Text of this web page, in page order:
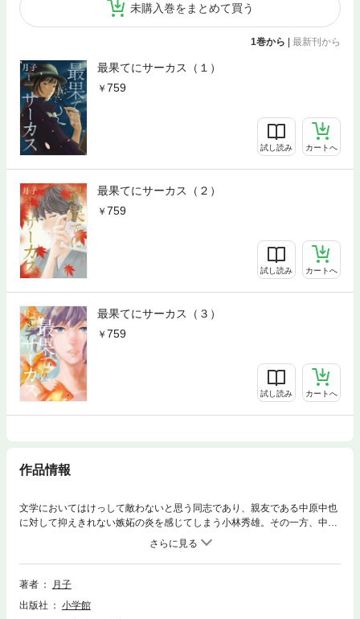
未購入巻をまとめて買う
1巻から | 最新刊から
最果てにサーカス（１）
759
試し読み カートへ
最果てにサーカス（２）
759
試し読み カートへ
最果てにサーカス（３）
759
試し読み カートへ
作品情報
文学においてはけっして敵わないと思う同志であり、親友である中原中也
に対して抑えきれない嫉妬の炎を感じてしまう小林秀雄。その一方、中也
の恋人・長谷川泰子への恋情をおさえきれずに「俺と一緒に暮らしてくれ
ませんか」という禁断の言葉を口にする秀雄。彼の言葉を受け入れた泰子
は中也のもとを離れて、秀雄とともに同棲することとなるが、それこそが
奇妙でいびつな三角関係の始まりだった…事実を基にフィクションを交え
瑞々しく痛切な青春、第一部完結第3集！
著者
月子
出版社
小学館